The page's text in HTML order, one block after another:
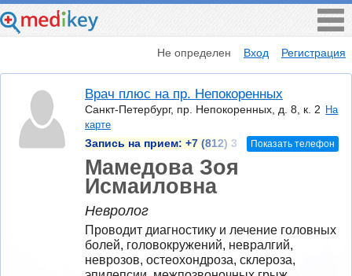
Не определен Вход Регистрация
Врач плюс на пр. Непокоренных
Санкт-Петербург, пр. Непокоренных, д. 8, к. 2 На
карте
Запись на прием: +7 (812) 3 Показать телефон
Мамедова Зоя
Исмаиловна
Невролог
Проводит диагностику и лечение головных
болей, головокружений, невралгий,
неврозов, остеохондроза, склероза,